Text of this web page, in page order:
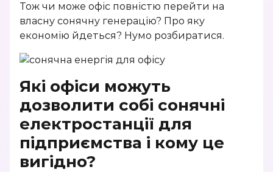
Тож чи може офіс повністю перейти на
власну сонячну генерацію? Про яку
економію йдеться? Нумо розбиратися.
Які офіси можуть
дозволити собі сонячні
електростанції для
підприємства і кому це
вигідно?